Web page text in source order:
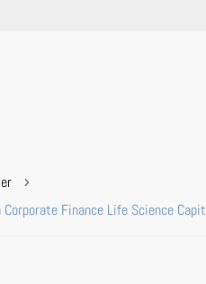
5
Finance Life Science